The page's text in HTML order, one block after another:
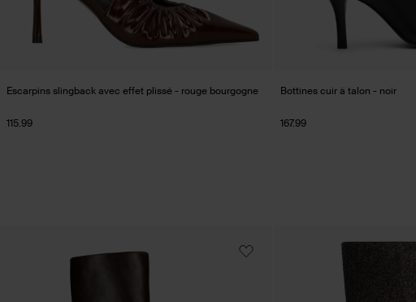
Escarpins slingback avec effet plissé - rouge bourgogne
115.99
Bottines cuir à talon - noir
167.99